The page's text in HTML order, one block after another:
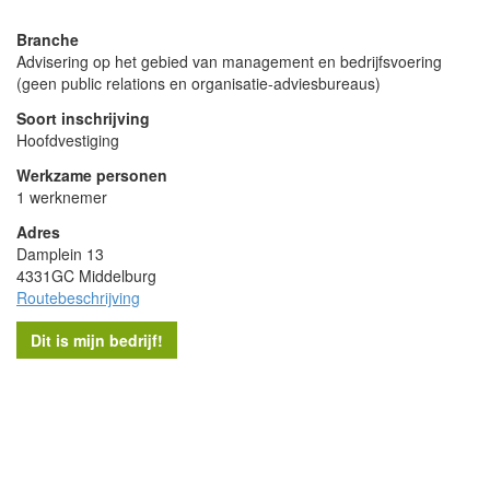
Branche
Advisering op het gebied van management en bedrijfsvoering
(geen public relations en organisatie-adviesbureaus)
Soort inschrijving
Hoofdvestiging
Werkzame personen
1 werknemer
Adres
Damplein 13
4331GC Middelburg
Routebeschrijving